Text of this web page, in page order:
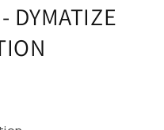
DYMATIZE